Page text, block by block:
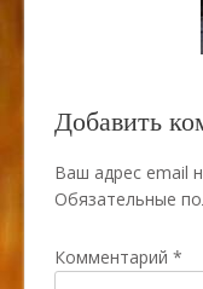
Добавить
Ваш адрес email
Обязательные
Комментарий *